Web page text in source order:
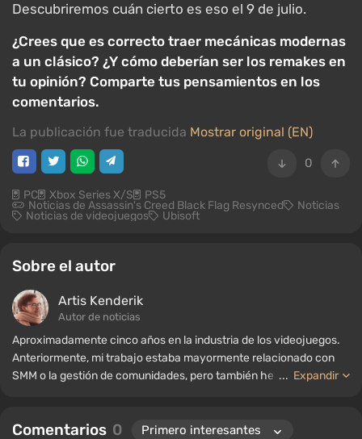
Descubriremos cuán cierto es eso el 9 de julio.
¿Crees que es correcto traer mecánicas modernas
a un clásico? ¿Y cómo deberían ser los remakes en
tu opinión? Comparte tus pensamientos en los
comentarios.
La publicación fue traducida Mostrar original (EN)
0
PC Xbox Series X/S PS5
Noticias de Assassin's Creed Black Flag Resynced Noticias
Noticias de videojuegos Ubisoft
Sobre el autor
Artis Kenderik
Autor de noticias
Aproximadamente cinco años en la industria de los videojuegos.
Anteriormente, mi trabajo estaba mayormente relacionado con
SMM o la gestión de comunidades, pero también he trabajado
... Expandir
Comentarios 0